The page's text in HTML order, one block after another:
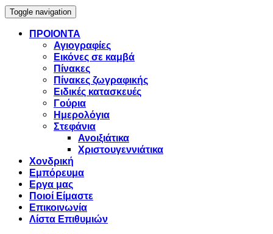
Toggle navigation
ΠΡΟΙΟΝΤΑ
Αγιογραφίες
Εικόνες σε καμβά
Πίνακες
Πίνακες ζωγραφικής
Ειδικές κατασκευές
Γούρια
Ημερολόγια
Στεφάνια
Ανοιξιάτικα
Χριστουγεννιάτικα
Χονδρική
Εμπόρευμα
Εργα μας
Ποιοί Είμαστε
Επικοινωνία
Λίστα Επιθυμιών